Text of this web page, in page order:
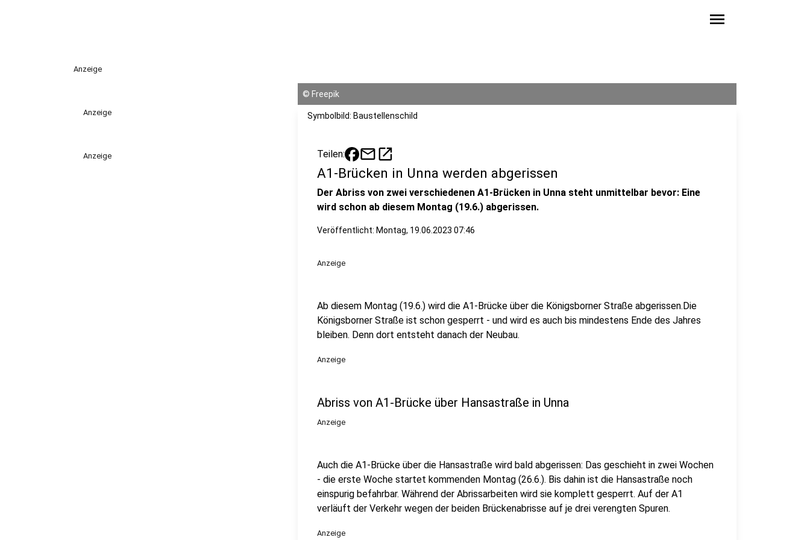
menu
Anzeige
Anzeige
Anzeige
© Freepik
Symbolbild: Baustellenschild
Teilen: mailopen_in_new
A1-Brücken in Unna werden abgerissen
Der Abriss von zwei verschiedenen A1-Brücken in Unna steht unmittelbar bevor: Eine
wird schon ab diesem Montag (19.6.) abgerissen.
Veröffentlicht: Montag, 19.06.2023 07:46
Anzeige
Ab diesem Montag (19.6.) wird die A1-Brücke über die Königsborner Straße abgerissen.Die
Königsborner Straße ist schon gesperrt - und wird es auch bis mindestens Ende des Jahres
bleiben. Denn dort entsteht danach der Neubau.
Anzeige
Abriss von A1-Brücke über Hansastraße in Unna
Anzeige
Auch die A1-Brücke über die Hansastraße wird bald abgerissen: Das geschieht in zwei Wochen
- die erste Woche startet kommenden Montag (26.6.). Bis dahin ist die Hansastraße noch
einspurig befahrbar. Während der Abrissarbeiten wird sie komplett gesperrt. Auf der A1
verläuft der Verkehr wegen der beiden Brückenabrisse auf je drei verengten Spuren.
Anzeige